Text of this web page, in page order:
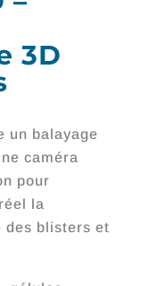
3D
un balayage
caméra
pour
la
des blisters et